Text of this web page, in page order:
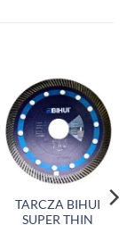
TARCZA BIHUI
SUPER THIN